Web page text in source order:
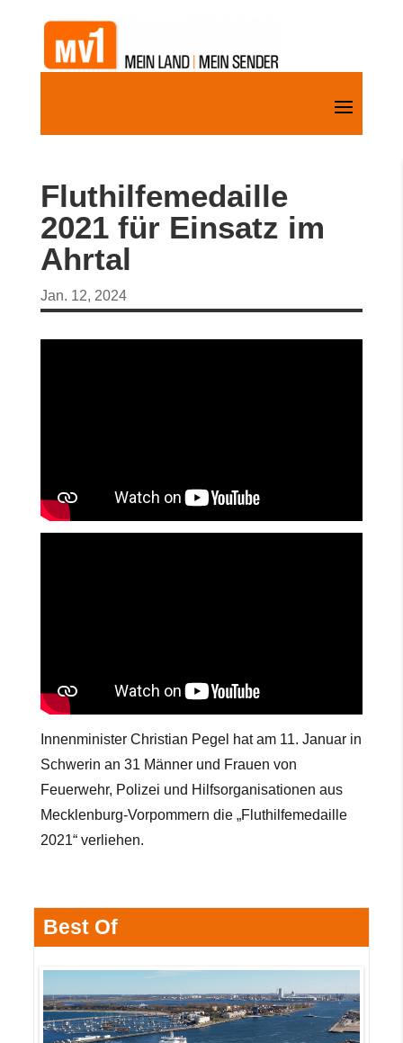
Fluthilfemedaille
2021 für Einsatz im
Ahrtal
Jan. 12, 2024
Innenminister Christian Pegel hat am 11. Januar in
Schwerin an 31 Männer und Frauen von
Feuerwehr, Polizei und Hilfsorganisationen aus
Mecklenburg-Vorpommern die „Fluthilfemedaille
2021“ verliehen.
Best Of